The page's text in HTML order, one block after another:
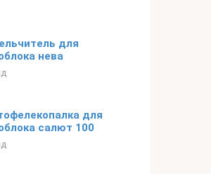
для
нева
для
салют 100